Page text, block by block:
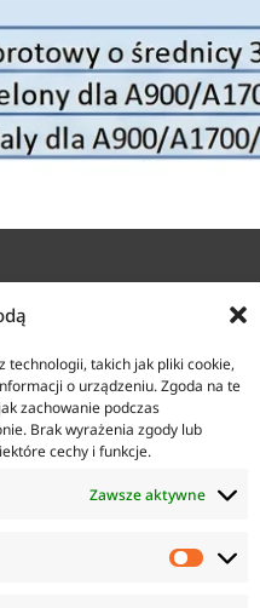
technologii, takich jak pliki cookie,
o urządzeniu. Zgoda na te
zachowanie podczas
Brak wyrażenia zgody lub
cechy i funkcje.
Zawsze aktywne
ul. Tarcice 11, 80-
+48 58 342 24 15
Biuro czynne w
sklep@anticorr.pl